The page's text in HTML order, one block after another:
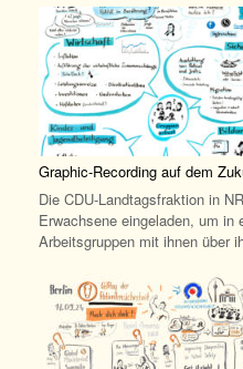
Graphic-Recording auf dem
Die CDU-Landtagsfraktion in
Erwachsene eingeladen, um in
Arbeitsgruppen mit ihnen über